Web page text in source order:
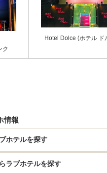
うち3.5
ク
Hotel Dolce (ホテル ド
情報
ホテルを探す
ラブホテルを探す